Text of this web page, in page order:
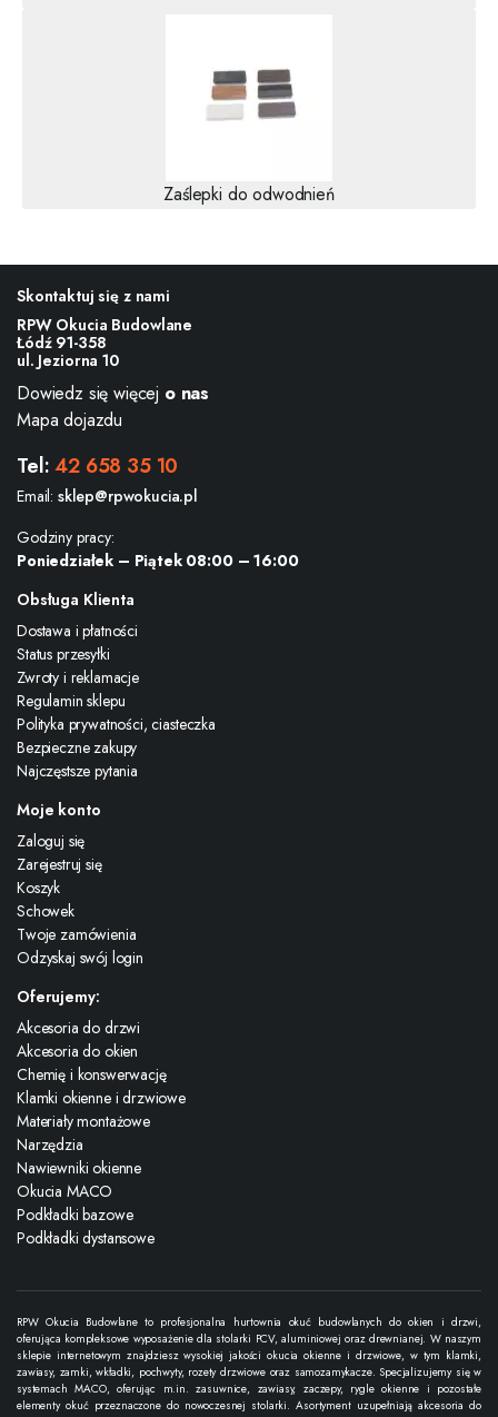
Zaślepki do odwodnień
Skontaktuj się z nami
RPW Okucia Budowlane
Łódź 91-358
ul. Jeziorna 10
Dowiedz się więcej o nas
Mapa dojazdu
Tel:42 658 35 10
Email: sklep@rpwokucia.pl
Godziny pracy:
Poniedziałek – Piątek 08:00 – 16:00
Obsługa Klienta
Dostawa i płatności
Status przesyłki
Zwroty i reklamacje
Regulamin sklepu
Polityka prywatności, ciasteczka
Bezpieczne zakupy
Najczęstsze pytania
Moje konto
Zaloguj się
Zarejestruj się
Koszyk
Schowek
Twoje zamówienia
Odzyskaj swój login
Oferujemy:
Akcesoria do drzwi
Akcesoria do okien
Chemię i konswerwację
Klamki okienne i drzwiowe
Materiały montażowe
Narzędzia
Nawiewniki okienne
Okucia MACO
Podkładki bazowe
Podkładki dystansowe
RPW Okucia Budowlane to profesjonalna hurtownia okuć budowlanych do okien i drzwi,
oferująca kompleksowe wyposażenie dla stolarki PCV, aluminiowej oraz drewnianej. W naszym
sklepie internetowym znajdziesz wysokiej jakości okucia okienne i drzwiowe, w tym klamki,
zawiasy, zamki, wkładki, pochwyty, rozety drzwiowe oraz samozamykacze. Specjalizujemy się w
systemach MACO, oferując m.in. zasuwnice, zawiasy, zaczepy, rygle okienne i pozostałe
elementy okuć przeznaczone do nowoczesnej stolarki. Asortyment uzupełniają akcesoria do